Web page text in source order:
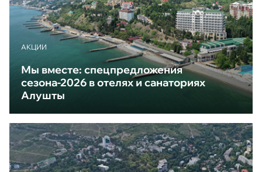
АКЦИИ
Мы вместе: спецпредложения
сезона-2026 в отелях и санаториях
Алушты